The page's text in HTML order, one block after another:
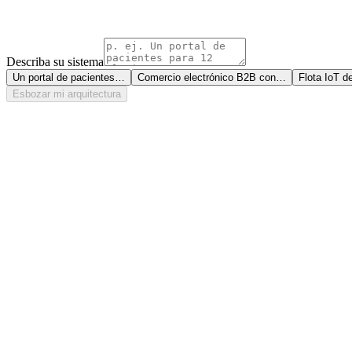
Describa su sistema
Un portal de pacientes Comercio electrónico B2B con Flota IoT
Esbozar mi arquitectura